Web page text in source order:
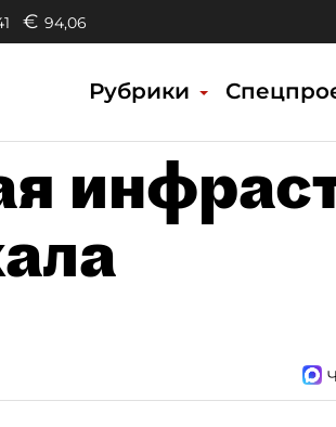
€ 94,06
Рубрики